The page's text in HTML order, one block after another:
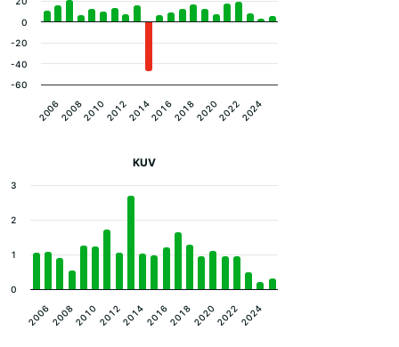
2006200820102012201420162018202020222024
-60
-40
-20
0
KUV
2006200820102012201420162018202020222024
0
1
2
3